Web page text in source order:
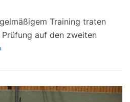
Training traten
auf den zweiten